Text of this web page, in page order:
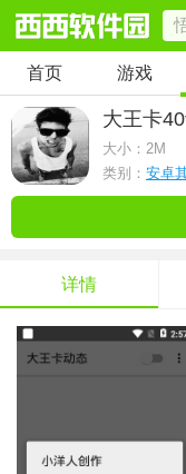
首页 游戏
大王卡
大小： 2M
类别： 安卓
详情